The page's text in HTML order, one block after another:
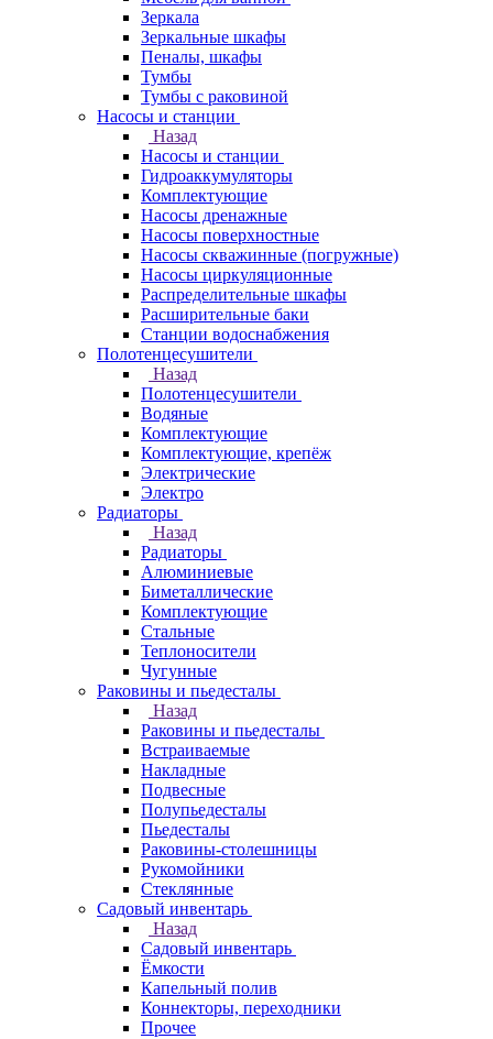
Зеркала
Зеркальные шкафы
Пеналы, шкафы
Тумбы
Тумбы с раковиной
Насосы и станции
Назад
Насосы и станции
Гидроаккумуляторы
Комплектующие
Насосы дренажные
Насосы поверхностные
Насосы скважинные (погружные)
Насосы циркуляционные
Распределительные шкафы
Расширительные баки
Станции водоснабжения
Полотенцесушители
Назад
Полотенцесушители
Водяные
Комплектующие
Комплектующие, крепёж
Электрические
Электро
Радиаторы
Назад
Радиаторы
Алюминиевые
Биметаллические
Комплектующие
Стальные
Теплоносители
Чугунные
Раковины и пьедесталы
Назад
Раковины и пьедесталы
Встраиваемые
Накладные
Подвесные
Полупьедесталы
Пьедесталы
Раковины-столешницы
Рукомойники
Стеклянные
Садовый инвентарь
Назад
Садовый инвентарь
Ёмкости
Капельный полив
Коннекторы, переходники
Прочее